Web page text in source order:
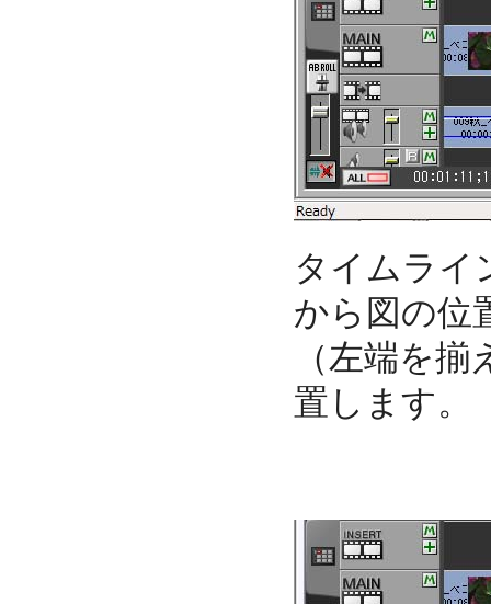
タイムライ
から図の位
（左端を
置します。